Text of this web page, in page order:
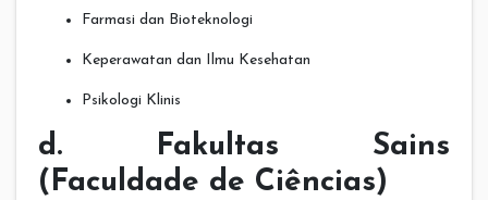
Farmasi dan Bioteknologi
Keperawatan dan Ilmu Kesehatan
Psikologi Klinis
d. Fakultas Sains
(Faculdade de Ciências)